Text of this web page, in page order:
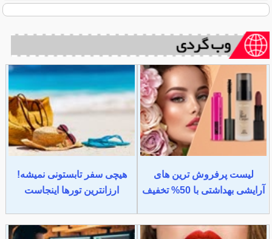
لیست پرفروش ترین های
آرایشی بهداشتی با 50% تخفیف
هیچی سفر تابستونی نمیشه!
ارزانترین تورها اینجاست